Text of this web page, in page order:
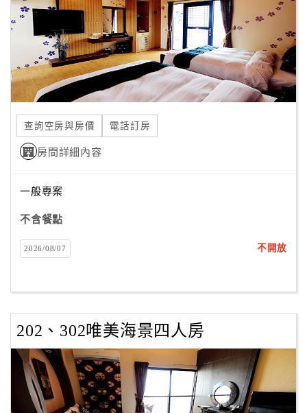
伴
商
品
宣
傳
查詢空房與房價 電話訂房
房間詳細內容
一般專案
不含餐點
2026/08/07 不開放
202、302唯美海景四人房